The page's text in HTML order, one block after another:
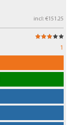
incl: €151.25
1